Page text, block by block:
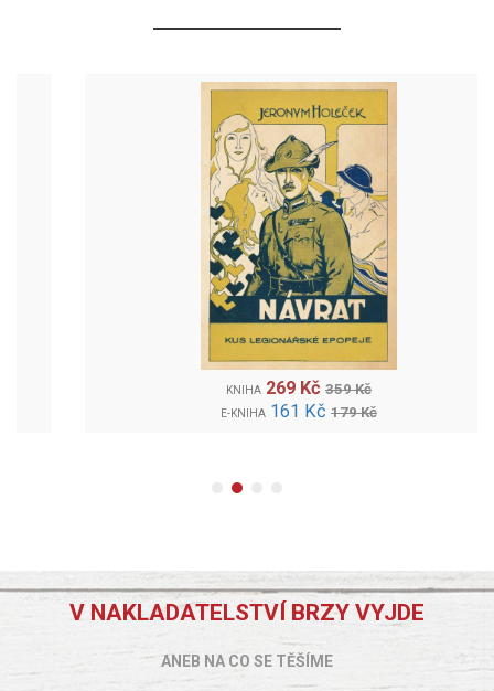
269 Kč 359 Kč
161 Kč 179 Kč
V NAKLADATELSTVÍ BRZY VYJDE
ANEB NA CO SE TĚŠÍME